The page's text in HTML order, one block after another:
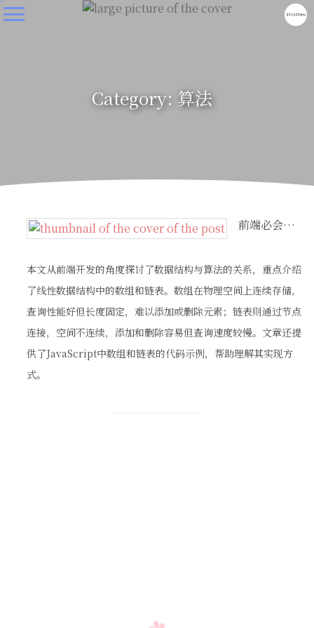
Category: 算法
前端必会算法-线性数据结构
本文从前端开发的角度探讨了数据结构与算法的关系，重点介绍
了线性数据结构中的数组和链表。数组在物理空间上连续存储，
查询性能好但长度固定，难以添加或删除元素；链表则通过节点
连接，空间不连续，添加和删除容易但查询速度较慢。文章还提
供了JavaScript中数组和链表的代码示例，帮助理解其实现方
式。